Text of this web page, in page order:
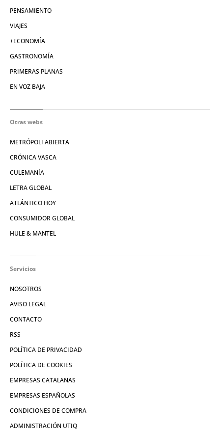
PENSAMIENTO
VIAJES
+ECONOMÍA
GASTRONOMÍA
PRIMERAS PLANAS
EN VOZ BAJA
Otras webs
METRÓPOLI ABIERTA
CRÓNICA VASCA
CULEMANÍA
LETRA GLOBAL
ATLÁNTICO HOY
CONSUMIDOR GLOBAL
HULE & MANTEL
Servicios
NOSOTROS
AVISO LEGAL
CONTACTO
RSS
POLÍTICA DE PRIVACIDAD
POLÍTICA DE COOKIES
EMPRESAS CATALANAS
EMPRESAS ESPAÑOLAS
CONDICIONES DE COMPRA
ADMINISTRACIÓN UTIQ